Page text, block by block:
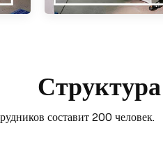
составит 200 человек.